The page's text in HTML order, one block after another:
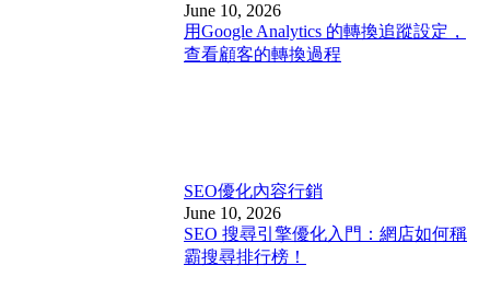
June 10, 2026
用Google Analytics 的轉換追蹤設定，
查看顧客的轉換過程
SEO優化內容行銷
June 10, 2026
SEO 搜尋引擎優化入門：網店如何稱
霸搜尋排行榜！